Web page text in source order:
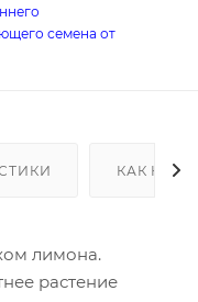
семена от
КАК
лимона.